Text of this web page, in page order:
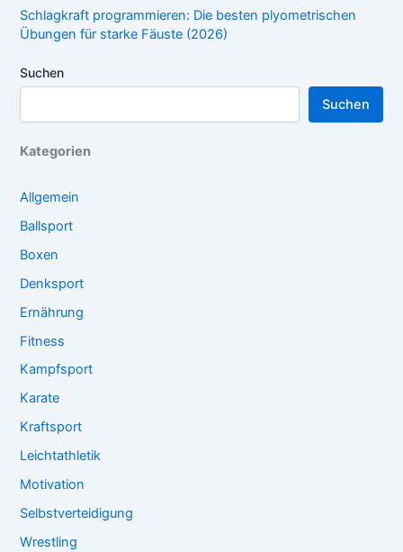
Schlagkraft programmieren: Die besten plyometrischen
Übungen für starke Fäuste (2026)
Suchen
Suchen
Kategorien
Allgemein
Ballsport
Boxen
Denksport
Ernährung
Fitness
Kampfsport
Karate
Kraftsport
Leichtathletik
Motivation
Selbstverteidigung
Wrestling